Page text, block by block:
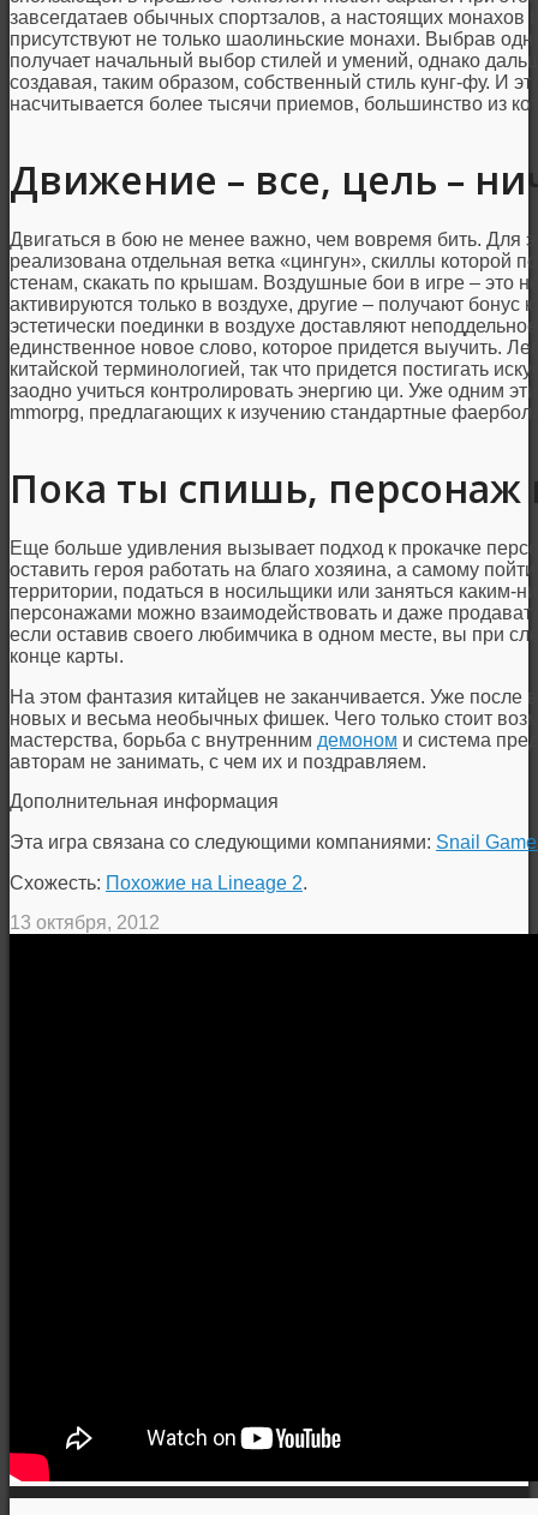
завсегдатаев обычных спортзалов, а настоящих
присутствуют не только шаолиньские монахи. Выбрав
получает начальный выбор стилей и умений, однако
создавая, таким образом, собственный стиль кунг-фу. И
насчитывается более тысячи приемов, большинство из
Движение – все, цель –
Двигаться в бою не менее важно, чем вовремя бить. Для
реализована отдельная ветка «цингун», скиллы которой
стенам, скакать по крышам. Воздушные бои в игре – это
активируются только в воздухе, другие – получают бонус
эстетически поединки в воздухе доставляют
единственное новое слово, которое придется выучить.
китайской терминологией, так что придется постигать
заодно учиться контролировать энергию ци. Уже одним
mmorpg, предлагающих к изучению стандартные
Пока ты спишь, персонаж
Еще больше удивления вызывает подход к прокачке
оставить героя работать на благо хозяина, а самому
территории, податься в носильщики или заняться
персонажами можно взаимодействовать и даже
если оставив своего любимчика в одном месте, вы при
конце карты.
На этом фантазия китайцев не заканчивается. Уже
новых и весьма необычных фишек. Чего только стоит
мастерства, борьба с внутренним демоном и система
авторам не занимать, с чем их и поздравляем.
Дополнительная информация
Эта игра связана со следующими компаниями: Snail
Схожесть: Похожие на Lineage 2.
13 октября, 2012